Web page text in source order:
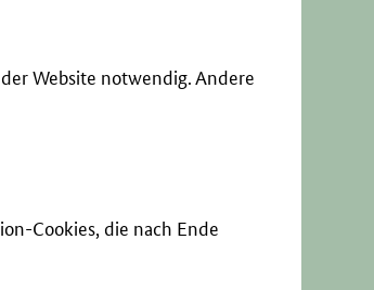
Website notwendig. Andere
Cookies, die nach Ende